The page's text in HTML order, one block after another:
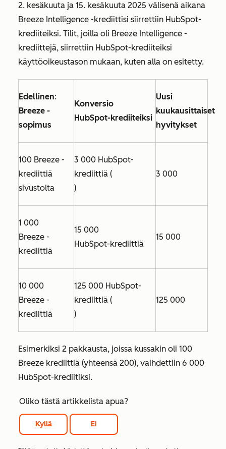
2. kesäkuuta ja 15. kesäkuuta 2025 välisenä aikana
Breeze Intelligence -krediittisi siirrettiin HubSpot-
krediiteiksi. Tilit, joilla oli Breeze Intelligence -
krediittejä, siirrettiin HubSpot-krediiteiksi
käyttöoikeustason mukaan, kuten alla on esitetty.
Edellinen:
Breeze -
sopimus
Konversio
HubSpot-krediiteiksi
Uusi
kuukausittaiset
hyvitykset
100 Breeze -
krediittiä
sivustolta
3 000 HubSpot-
krediittiä (
)
3 000
1 000
Breeze -
krediittiä
15 000
HubSpot-krediittiä
15 000
10 000
Breeze -
krediittiä
125 000 HubSpot-
krediittiä (
)
125 000
Esimerkiksi 2 pakkausta, joissa kussakin oli 100
Breeze krediittiä (yhteensä 200), vaihdettiin 6 000
HubSpot-krediitiksi.
Oliko tästä artikkelista apua?
Kyllä Ei